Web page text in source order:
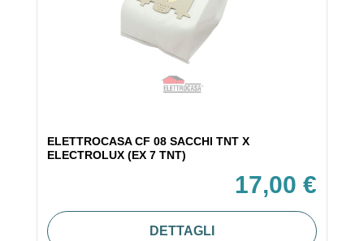
ELETTROCASA CF 08 SACCHI TNT X
ELECTROLUX (EX 7 TNT)
17,00 €
DETTAGLI